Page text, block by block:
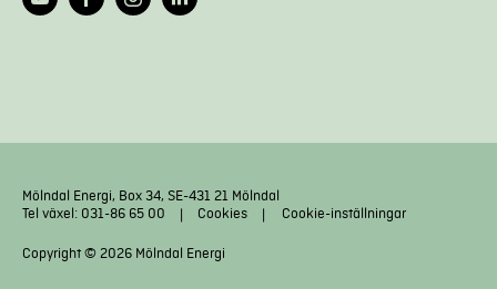
Mölndal Energi, Box 34, SE-431 21 Mölndal
Tel växel: 031-86 65 00
Cookies Cookie-inställningar
Copyright © 2026 Mölndal Energi